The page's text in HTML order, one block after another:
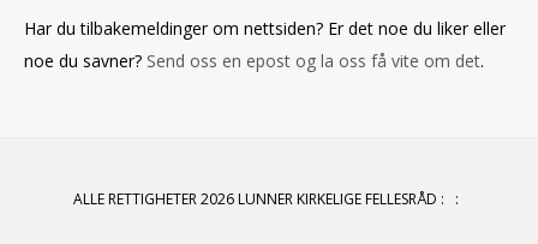
Har du tilbakemeldinger om nettsiden? Er det noe du liker eller
noe du savner? Send oss en epost og la oss få vite om det.
ALLE RETTIGHETER 2026 LUNNER KIRKELIGE FELLESRÅD : :